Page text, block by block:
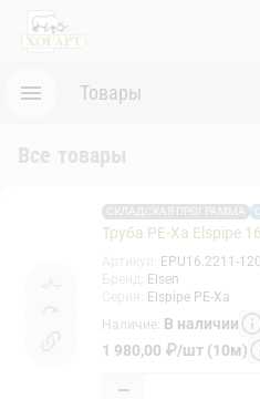
Товары
Все товары
СКЛАДСКАЯ ПРОГРАММА
Труба PE-Xa Elspipe
EPU16.2211-
Elsen
Elspipe PE-Xa
Наличие: В наличии
1 980,00 ₽/шт (10м)
−